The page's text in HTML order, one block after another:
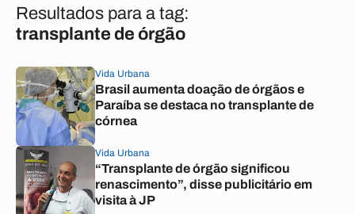
Resultados para a tag:
transplante de órgão
Vida Urbana
Brasil aumenta doação de órgãos e
Paraíba se destaca no transplante de
córnea
Vida Urbana
“Transplante de órgão significou
renascimento”, disse publicitário em
visita à JP